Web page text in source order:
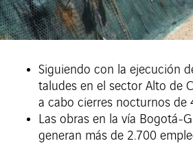
Siguiendo con la ejecución
taludes en el sector Alto de
a cabo cierres nocturnos de
Las obras en la vía Bogotá-
generan más de 2.700